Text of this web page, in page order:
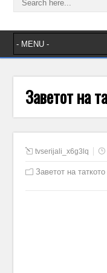
Заветот на
tvserijali_x6g3lq
Заветот на таткото